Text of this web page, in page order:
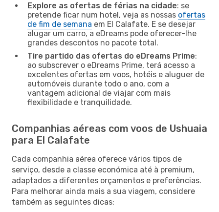
Explore as ofertas de férias na cidade: se
pretende ficar num hotel, veja as nossas ofertas
de fim de semana em El Calafate. E se desejar
alugar um carro, a eDreams pode oferecer-lhe
grandes descontos no pacote total.
Tire partido das ofertas do eDreams Prime:
ao subscrever o eDreams Prime, terá acesso a
excelentes ofertas em voos, hotéis e aluguer de
automóveis durante todo o ano, com a
vantagem adicional de viajar com mais
flexibilidade e tranquilidade.
Companhias aéreas com voos de Ushuaia
para El Calafate
Cada companhia aérea oferece vários tipos de
serviço, desde a classe económica até à premium,
adaptados a diferentes orçamentos e preferências.
Para melhorar ainda mais a sua viagem, considere
também as seguintes dicas: